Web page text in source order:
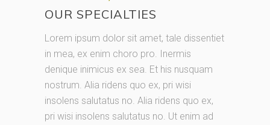
OUR SPECIALTIES
Lorem ipsum dolor sit amet, tale dissentiet
in mea, ex enim choro pro. Inermis
denique inimicus ex sea. Et his nusquam
nostrum. Alia ridens quo ex, pri wisi
insolens salutatus no. Alia ridens quo ex,
pri wisi insolens salutatus no. Ut enim ad